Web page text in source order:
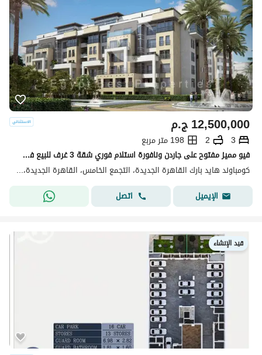
ج.م12,500,000
3
2
198 متر مربع
فيو مميز مفتوح على جاردن ونافورة استلام فوري شقة 3 غرف للبيع في كمباوند هايد بارك التجمع الخامس القاهرة الجديدة
كومباوند هايد بارك القاهرة الجديدة، التجمع الخامس، القاهرة الجديدة، القاهرة
الإيميل
اتصل
قيد الإنشاء